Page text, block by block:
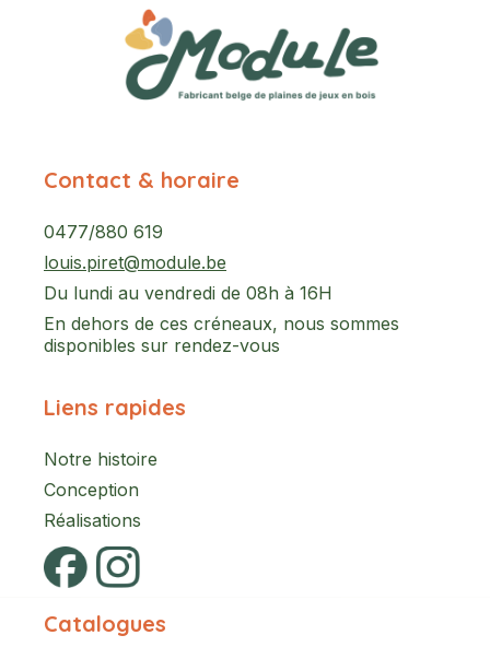
Contact & horaire
0477/880 619
louis.piret@module.be
Du lundi au vendredi de 08h à 16H
En dehors de ces créneaux, nous sommes
disponibles sur rendez-vous
Liens rapides
Notre histoire
Conception
Réalisations
Catalogues